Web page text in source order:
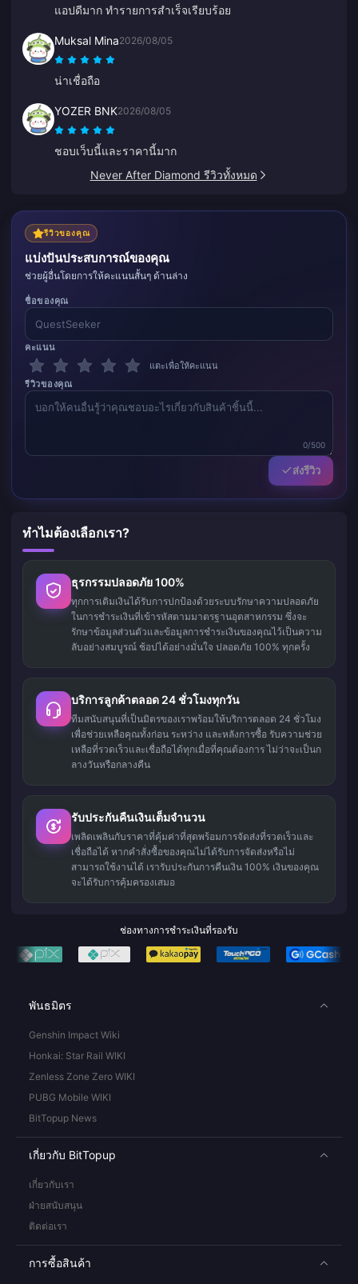
แอปดีมาก ทำรายการสำเร็จเรียบร้อย
Muksal Mina2026/08/05
น่าเชื่อถือ
YOZER BNK2026/08/05
ชอบเว็บนี้และราคานี้มาก
Never After Diamond รีวิวทั้งหมด
รีวิวของคุณ
แบ่งปันประสบการณ์ของคุณ
ช่วยผู้อื่นโดยการให้คะแนนสั้นๆ ด้านล่าง
ชื่อของคุณ
คะแนน
แตะเพื่อให้คะแนน
รีวิวของคุณ
0/500
ส่งรีวิว
ทำไมต้องเลือกเรา?
ธุรกรรมปลอดภัย 100%
ทุกการเติมเงินได้รับการปกป้องด้วยระบบรักษาความปลอดภัย
ในการชำระเงินที่เข้ารหัสตามมาตรฐานอุตสาหกรรม ซึ่งจะ
รักษาข้อมูลส่วนตัวและข้อมูลการชำระเงินของคุณไว้เป็นความ
ลับอย่างสมบูรณ์ ช้อปได้อย่างมั่นใจ ปลอดภัย 100% ทุกครั้ง
บริการลูกค้าตลอด 24 ชั่วโมงทุกวัน
ทีมสนับสนุนที่เป็นมิตรของเราพร้อมให้บริการตลอด 24 ชั่วโมง
เพื่อช่วยเหลือคุณทั้งก่อน ระหว่าง และหลังการซื้อ รับความช่วย
เหลือที่รวดเร็วและเชื่อถือได้ทุกเมื่อที่คุณต้องการ ไม่ว่าจะเป็นก
ลางวันหรือกลางคืน
รับประกันคืนเงินเต็มจำนวน
เพลิดเพลินกับราคาที่คุ้มค่าที่สุดพร้อมการจัดส่งที่รวดเร็วและ
เชื่อถือได้ หากคำสั่งซื้อของคุณไม่ได้รับการจัดส่งหรือไม่
สามารถใช้งานได้ เรารับประกันการคืนเงิน 100% เงินของคุณ
จะได้รับการคุ้มครองเสมอ
ช่องทางการชำระเงินที่รองรับ
พันธมิตร
Genshin Impact Wiki
Honkai: Star Rail WIKI
Zenless Zone Zero WIKI
PUBG Mobile WIKI
BitTopup News
เกี่ยวกับ BitTopup
เกี่ยวกับเรา
ฝ่ายสนับสนุน
ติดต่อเรา
การซื้อสินค้า